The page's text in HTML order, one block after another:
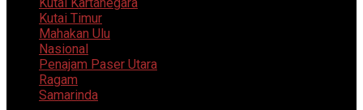
Kutai Timur
Mahakan Ulu
Nasional
Penajam Paser Utara
Ragam
Samarinda